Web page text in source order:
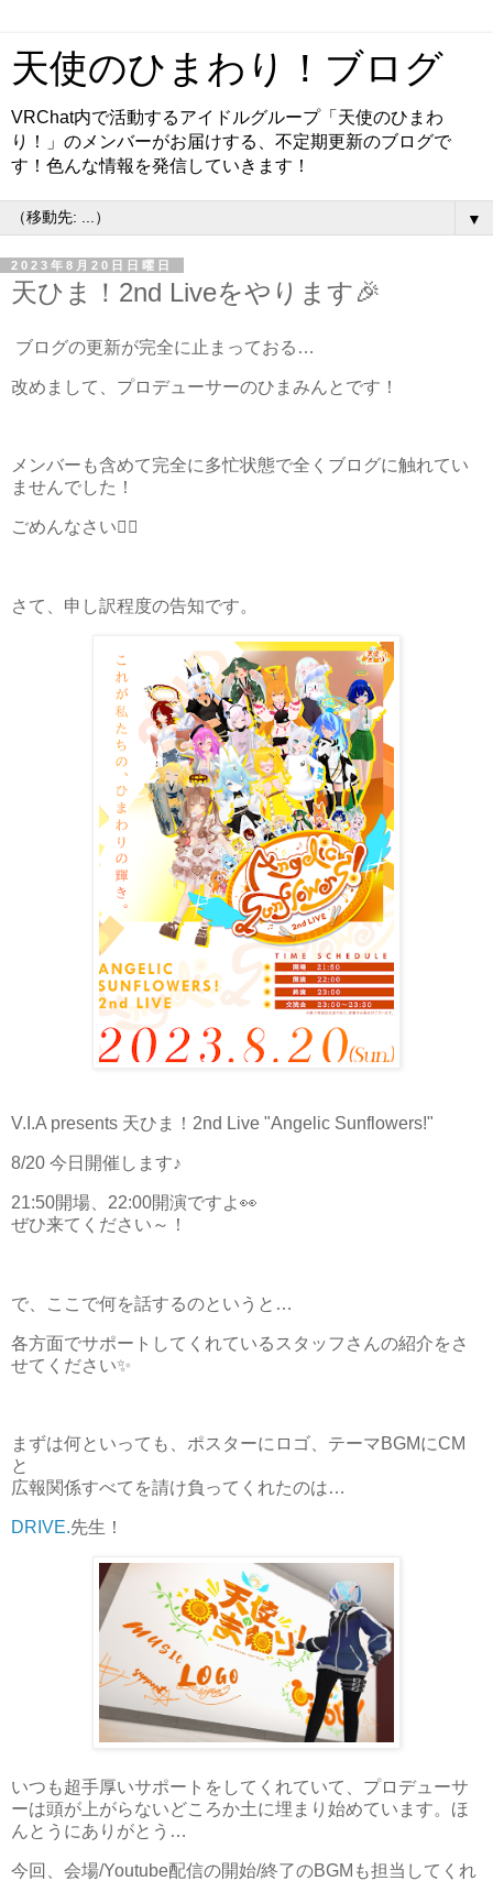
天使のひまわり！ブログ
VRChat内で活動するアイドルグループ「天使のひまわ
り！」のメンバーがお届けする、不定期更新のブログで
す！色んな情報を発信していきます！
▼
2023年8月20日日曜日
天ひま！2nd Liveをやります🎉
ブログの更新が完全に止まっておる…
改めまして、プロデューサーのひまみんとです！
メンバーも含めて完全に多忙状態で全くブログに触れてい
ませんでした！
ごめんなさい🙇‍♂️
さて、申し訳程度の告知です。
V.I.A presents 天ひま！2nd Live "Angelic Sunflowers!"
8/20 今日開催します♪
21:50開場、22:00開演ですよ👀
ぜひ来てください～！
で、ここで何を話するのというと…
各方面でサポートしてくれているスタッフさんの紹介をさ
せてください✨
まずは何といっても、ポスターにロゴ、テーマBGMにCM
と
広報関係すべてを請け負ってくれたのは…
DRIVE.先生！
いつも超手厚いサポートをしてくれていて、プロデューサ
ーは頭が上がらないどころか土に埋まり始めています。ほ
んとうにありがとう…
今回、会場/Youtube配信の開始/終了のBGMも担当してくれ